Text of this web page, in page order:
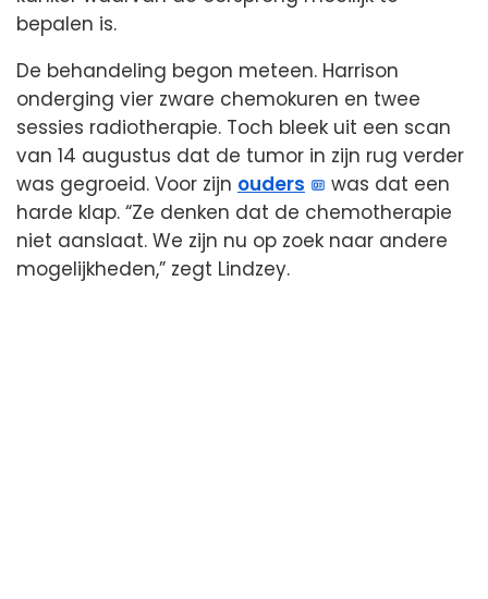
bepalen is.
De behandeling begon meteen. Harrison
onderging vier zware chemokuren en twee
sessies radiotherapie. Toch bleek uit een scan
van 14 augustus dat de tumor in zijn rug verder
was gegroeid. Voor zijn ouders
was dat een
harde klap. “Ze denken dat de chemotherapie
niet aanslaat. We zijn nu op zoek naar andere
mogelijkheden,” zegt Lindzey.